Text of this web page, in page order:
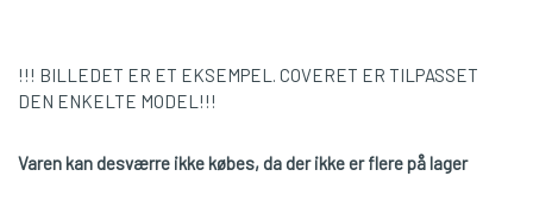
!!! BILLEDET ER ET EKSEMPEL. COVERET ER TILPASSET
DEN ENKELTE MODEL!!!
Varen kan desværre ikke købes, da der ikke er flere på lager